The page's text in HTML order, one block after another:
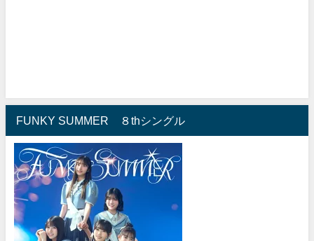
FUNKY SUMMER ８thシングル